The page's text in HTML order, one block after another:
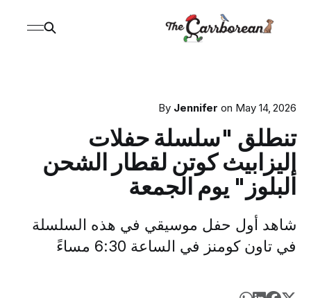
By Jennifer on May 14, 2026
تنطلق "سلسلة حفلات
إليزابيث كوتن لقطار الشحن
البلوز" يوم الجمعة
شاهد أول حفل موسيقي في هذه السلسلة
في تاون كومنز في الساعة 6:30 مساءً